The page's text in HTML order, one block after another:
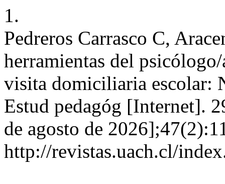
1.
Pedreros Carrasco C,
herramientas del
visita domiciliaria escolar:
Estud pedagóg [Internet].
de agosto de
http://revistas.uach.cl/